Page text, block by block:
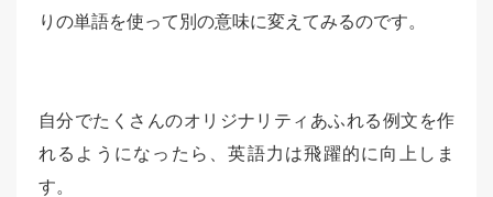
りの単語を使って別の意味に変えてみるのです。
自分でたくさんのオリジナリティあふれる例文を作
れるようになったら、英語力は飛躍的に向上しま
す。